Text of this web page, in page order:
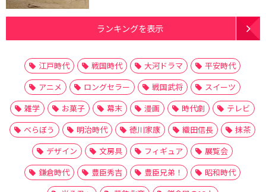
ランキングを表示
江戸時代 戦国時代 大河ドラマ
平安時代
アニメ
ロングセラー 戦国武将
スイーツ
雑学
お菓子 幕末 漫画 時代劇
テレビ
べらぼう
明治時代 徳川家康 織田信長
抹茶
デザイン
文房具 フィギュア
展覧会
鎌倉時代
豊臣秀吉 豊臣兄弟！
昭和時代